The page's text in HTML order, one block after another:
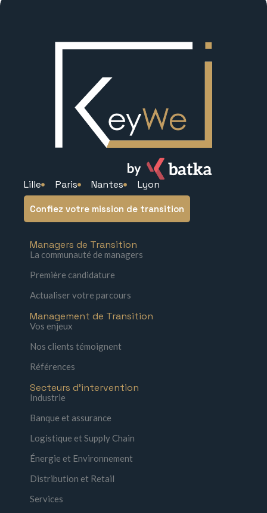
Lille Paris Nantes Lyon
Confiez votre mission de transition
Managers de Transition
La communauté de managers
Première candidature
Actualiser votre parcours
Management de Transition
Vos enjeux
Nos clients témoignent
Références
Secteurs d'intervention
Industrie
Banque et assurance
Logistique et Supply Chain
Énergie et Environnement
Distribution et Retail
Services